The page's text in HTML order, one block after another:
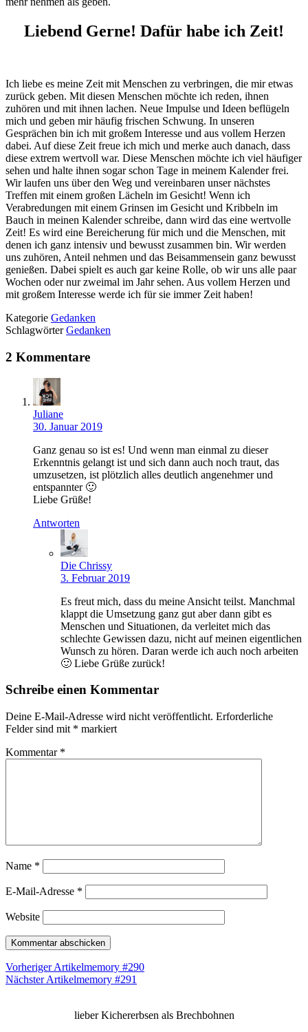
Liebend Gerne! Dafür habe ich Zeit!
Ich liebe es meine Zeit mit Menschen zu verbringen, die mir etwas
zurück geben. Mit diesen Menschen möchte ich reden, ihnen
zuhören und mit ihnen lachen. Neue Impulse und Ideen beflügeln
mich und geben mir häufig frischen Schwung. In unseren
Gesprächen bin ich mit großem Interesse und aus vollem Herzen
dabei. Auf diese Zeit freue ich mich und merke auch danach, dass
diese extrem wertvoll war. Diese Menschen möchte ich viel häufiger
sehen und halte ihnen sogar schon Tage in meinem Kalender frei.
Wir laufen uns über den Weg und vereinbaren unser nächstes
Treffen mit einem großen Lächeln im Gesicht! Wenn ich
Verabredungen mit einem Grinsen im Gesicht und Kribbeln im
Bauch in meinen Kalender schreibe, dann wird das eine wertvolle
Zeit! Es wird eine Bereicherung für mich und die Menschen, mit
denen ich ganz intensiv und bewusst zusammen bin. Wir werden
uns zuhören, Anteil nehmen und das Beisammensein ganz bewusst
genießen. Dabei spielt es auch gar keine Rolle, ob wir uns alle paar
Wochen oder nur zweimal im Jahr sehen. Aus vollem Herzen und
mit großem Interesse werde ich für sie immer Zeit haben!
Kategorie Gedanken
SchlagwörterGedanken
2 Kommentare
Juliane
30. Januar 2019
Ganz genau so ist es! Und wenn man einmal zu dieser
Erkenntnis gelangt ist und sich dann auch noch traut, das
umzusetzen, ist plötzlich alles deutlich angenehmer und
entspannter 🙂
Liebe Grüße!
Antworten
Die Chrissy
3. Februar 2019
Es freut mich, dass du meine Ansicht teilst. Manchmal
klappt die Umsetzung ganz gut aber dann gibt es
Menschen und Situationen, da verleitet mich das
schlechte Gewissen dazu, nicht auf meinen eigentlichen
Wunsch zu hören. Daran werde ich auch noch arbeiten
🙂 Liebe Grüße zurück!
Schreibe einen Kommentar
Deine E-Mail-Adresse wird nicht veröffentlicht. Erforderliche
Felder sind mit * markiert
Kommentar *
Name *
E-Mail-Adresse *
Website
Vorheriger Artikelmemory #290
Nächster Artikelmemory #291
lieber Kichererbsen als Brechbohnen